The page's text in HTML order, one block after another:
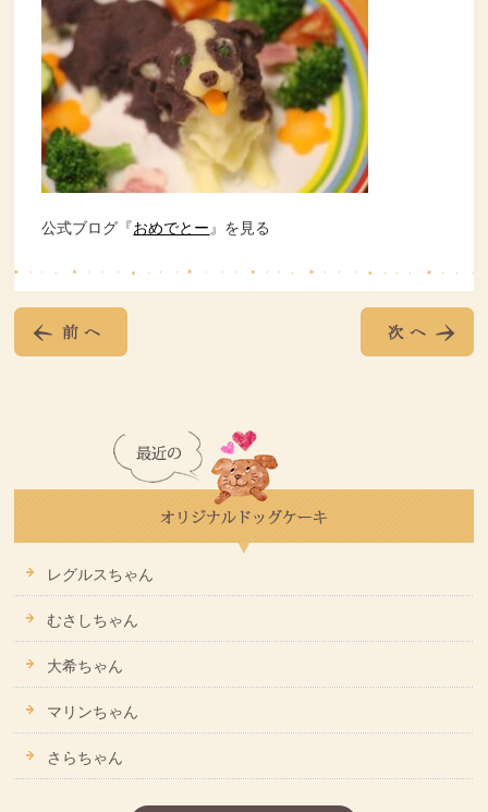
公式ブログ『おめでとー 』を見る
レグルスちゃん
むさしちゃん
大希ちゃん
マリンちゃん
さらちゃん